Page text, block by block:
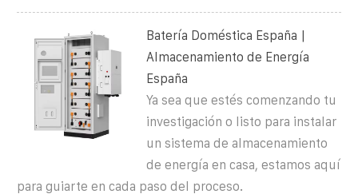
Batería Doméstica España |
Almacenamiento de Energía
España
Ya sea que estés comenzando tu
investigación o listo para instalar
un sistema de almacenamiento
de energía en casa, estamos aquí
para guiarte en cada paso del proceso.